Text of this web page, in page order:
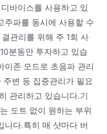
바이스를 사용하고 있
주파를 동시에 사용할 수
관리를 위해 주 1회 사
분동안 투자하고 있습
이존 모드로 초음파 관리
변 등 집중관리가 필요
관리하고 있습니다.기
도트 없이 원하는 부위
니다.특히 매 샷마다 버